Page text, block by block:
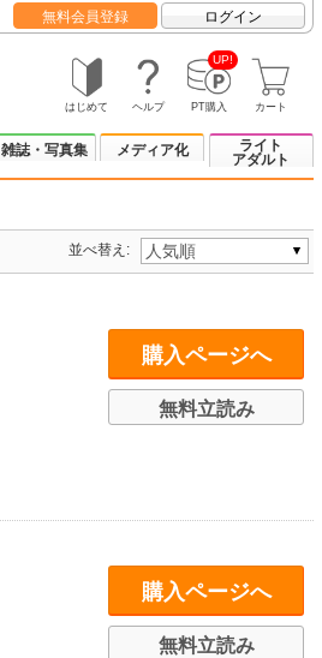
無料会員登録 ログイン
はじめて ヘルプ
UP!
PT購入 カート
雑誌・写真集 メディア化
ライト
アダルト
並べ替え:
購入ページへ
無料立読み
購入ページへ
無料立読み